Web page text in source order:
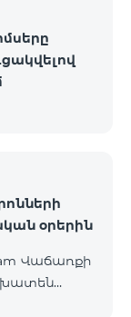
օրերին
Վաճառքի